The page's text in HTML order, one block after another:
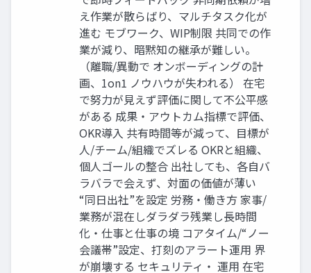
え作業が散らばり、マルチタスク化が
進む モブワーク、WIP制限 共同での作
業が減り、暗黙知の継承が難しい。
（離職/異動で オンボーディングの計
画、1on1 ノウハウが失われる） 在宅
で努力が見えず評価に関して不公平感
がある 成果・アウトカム指標で評価、
OKR導入 共有時間等が減って、目標が
人/チーム/組織でズレる OKRと組織、
個人ゴールの整合 出社しても、各自バ
ラバラで会えず、対面の価値が薄い
“同日出社”を設定 労務・働き方 家事/
業務が混在しダラダラ残業し長時間
化・仕事と仕事の境 コアタイム/“ノー
会議帯”設定、打刻のアラート運用 界
が崩壊する セキュリティ・ 運用 在宅